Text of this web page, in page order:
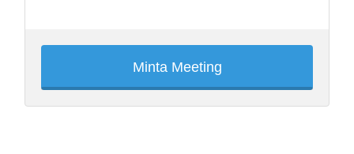
Minta Meeting